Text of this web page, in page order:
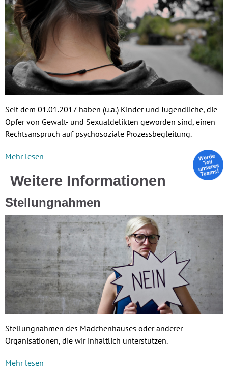
Seit dem 01.01.2017 haben (u.a.) Kinder und Jugendliche, die
Opfer von Gewalt- und Sexualdelikten geworden sind, einen
Rechtsanspruch auf psychosoziale Prozessbegleitung.
Mehr lesen
Weitere Informationen
Stellungnahmen
Stellungnahmen des Mädchenhauses oder anderer
Organisationen, die wir inhaltlich unterstützen.
Mehr lesen